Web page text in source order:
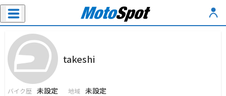
takeshi
バイク歴 未設定 地域 未設定